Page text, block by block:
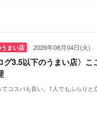
まい店 2026年08月04日(火)
グ3.5以下のうまい店〉
てコスパも良い。1人でもふらり